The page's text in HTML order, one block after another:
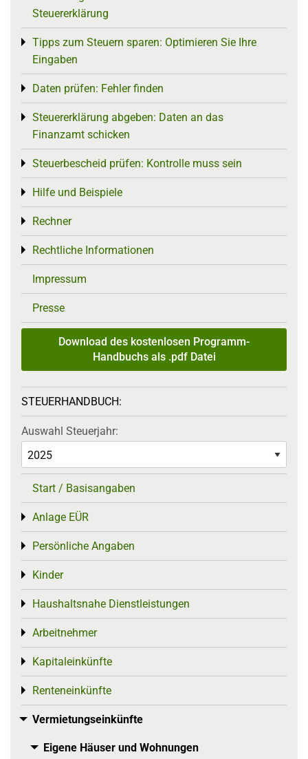
Steuererklärung
Tipps zum Steuern sparen: Optimieren Sie Ihre
Eingaben
Toggle menu
Daten prüfen: Fehler finden
Toggle menu
Steuererklärung abgeben: Daten an das
Finanzamt schicken
Toggle menu
Steuerbescheid prüfen: Kontrolle muss sein
Toggle menu
Hilfe und Beispiele
Toggle menu
Rechner
Toggle menu
Rechtliche Informationen
Toggle menu
Impressum
Presse
Download des kostenlosen Programm-
Handbuchs als .pdf Datei
STEUERHANDBUCH:
Auswahl Steuerjahr:
Start / Basisangaben
Anlage EÜR
Toggle menu
Persönliche Angaben
Toggle menu
Kinder
Toggle menu
Haushaltsnahe Dienstleistungen
Toggle menu
Arbeitnehmer
Toggle menu
Kapitaleinkünfte
Toggle menu
Renteneinkünfte
Toggle menu
Vermietungseinkünfte
Toggle menu
Eigene Häuser und Wohnungen
Toggle menu